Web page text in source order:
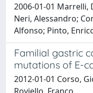
2006-01-01 Marrelli,
Neri, Alessandro;
Alfonso; Pinto,
Familial gastric
mutations of E-
2012-01-01 Corso,